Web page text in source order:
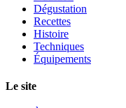
Dégustation
Recettes
Histoire
Techniques
Équipements
Le site